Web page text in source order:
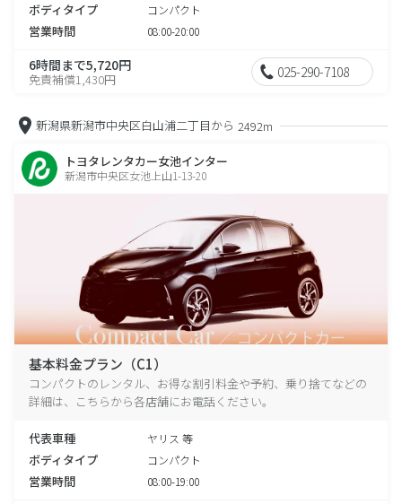
ボディタイプ コンパクト
営業時間 08:00-20:00
6時間まで5,720円
免責補償1,430円 025-290-7108
新潟県新潟市中央区白山浦二丁目から 2492m
トヨタレンタカー女池インター
新潟市中央区女池上山1-13-20
基本料金プラン（C1）
コンパクトのレンタル、お得な割引料金や予約、乗り捨てなどの
詳細は、こちらから各店舗にお電話ください。
代表車種 ヤリス 等
ボディタイプ コンパクト
営業時間 08:00-19:00